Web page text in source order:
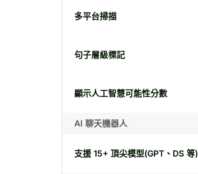
多平台掃描
句子層級標記
顯示人工智慧可能性分數
AI 聊天機器人
支援 15+ 頂尖模型(GPT、DS 等)